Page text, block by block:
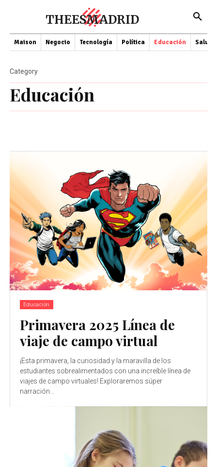
THEESMADRID
Maison Negocio Tecnología Política Educación Salud
Educación
Category
Educación
Primavera 2025 Línea de
viaje de campo virtual
¡Esta primavera, la curiosidad y la maravilla de los
estudiantes sobrealimentados con una increíble línea de
viajes de campo virtuales! Exploraremos súper
narración...